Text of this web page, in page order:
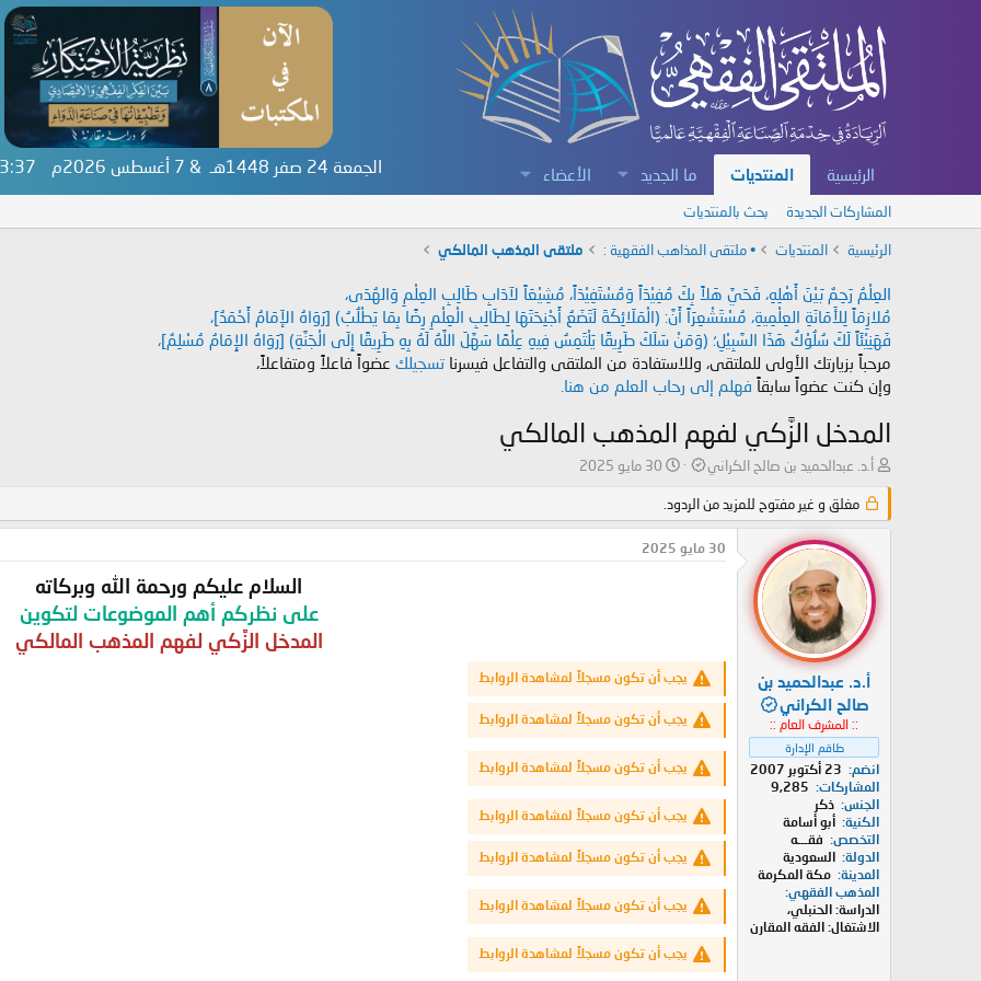
الرئيسية المنتديات ما الجديد الأعضاء الجمعة 24 صفر 1448هـ & 7 أغسطس 2026م
المشاركات الجديدة بحث بالمنتديات
الرئيسية المنتديات • ملتقى المذاهب الفقهية : ملتقى المذهب المالكي
العِلْمُ رَحِمٌ بَيْنَ أَهْلِهِ، فَحَيَّ هَلاً بِكَ مُفِيْدَاً وَمُسْتَفِيْدَاً، مُشِيْعَاً لآدَابِ طَالِبِ العِلْمِ وَالهُدَى،
مُلازِمَاً لِلأَمَانَةِ العِلْمِيةِ، مُسْتَشْعِرَاً أَنَّ: (الْمَلَائِكَةَ لَتَضَعُ أَجْنِحَتَهَا لِطَالِبِ الْعِلْمِ رِضًا بِمَا يَطْلُبُ) [رَوَاهُ الإَمَامُ أَحْمَدُ]،
فَهَنِيْئَاً لَكَ سُلُوْكُ هَذَا السَّبِيْلِ؛ (وَمَنْ سَلَكَ طَرِيقًا يَلْتَمِسُ فِيهِ عِلْمًا سَهَّلَ اللَّهُ لَهُ بِهِ طَرِيقًا إِلَى الْجَنَّةِ) [رَوَاهُ الإِمَامُ مُسْلِمٌ]،
مرحباً بزيارتك الأولى للملتقى، وللاستفادة من الملتقى والتفاعل فيسرنا تسجيلك عضواً فاعلاً ومتفاعلاً،
وإن كنت عضواً سابقاً فهلم إلى رحاب العلم من هنا.
المدخل الزَّكي لفهم المذهب المالكي
ب
د
ئ
ل
م
و
ض
و
أ.د. عبدالحميد بن صالح الكراني
ت
ي
خ
ا
30 مايو 2025
مغلق و غير مفتوح للمزيد من الردود.
أ.د. عبدالحميد بن
صالح الكراني
:: المشرف العام ::
طاقم الإدارة
انضم
23 أكتوبر 2007
المشاركات
9,285
الجنس ذكر
الكنية أبو أسامة
التخصص
فقـــه
الدولة السعودية
المدينة مكة المكرمة
المذهب الفقهي
الدراسة: الحنبلي،
الاشتغال: الفقه المقارن
30 مايو 2025
السلام عليكم ورحمة الله وبركاته
على نظركم أهم الموضوعات لتكوين
المدخل الزَّكي لفهم المذهب المالكي
يجب أن تكون مسجلاً لمشاهدة الروابط
يجب أن تكون مسجلاً لمشاهدة الروابط
يجب أن تكون مسجلاً لمشاهدة الروابط
يجب أن تكون مسجلاً لمشاهدة الروابط
يجب أن تكون مسجلاً لمشاهدة الروابط
يجب أن تكون مسجلاً لمشاهدة الروابط
يجب أن تكون مسجلاً لمشاهدة الروابط